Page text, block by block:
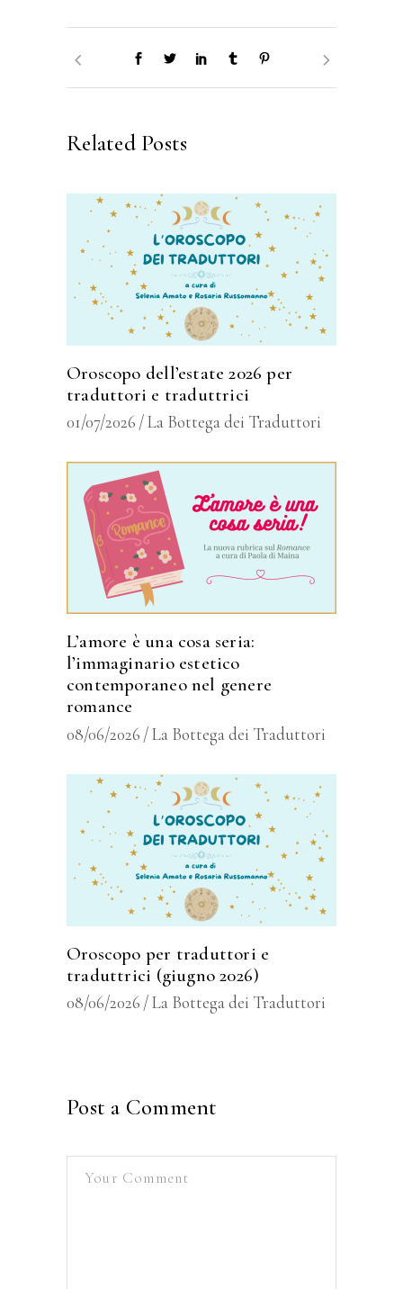
Related Posts
Oroscopo dell’estate 2026 per
traduttori e traduttrici
01/07/2026 La Bottega dei Traduttori
L’amore è una cosa seria:
l’immaginario estetico
contemporaneo nel genere
romance
08/06/2026 La Bottega dei Traduttori
Oroscopo per traduttori e
traduttrici (giugno 2026)
08/06/2026 La Bottega dei Traduttori
Post a Comment